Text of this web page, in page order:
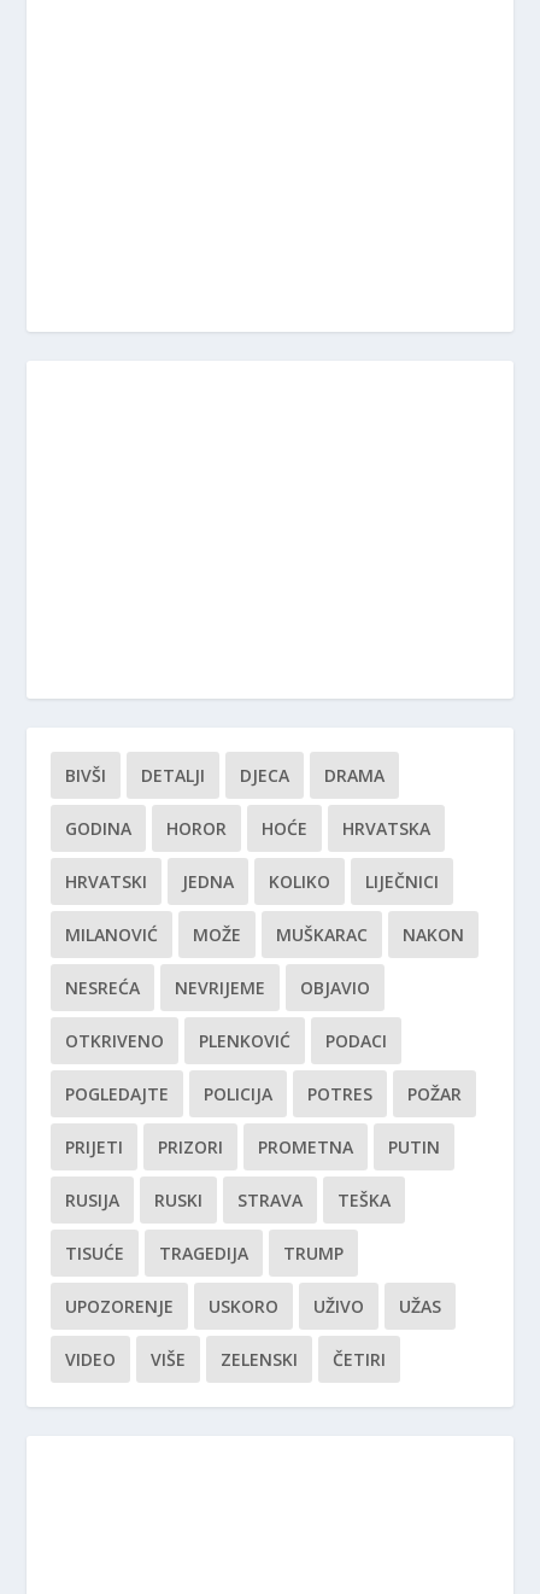
BIVŠI DETALJI DJECA DRAMA
GODINA HOROR HOĆE HRVATSKA
HRVATSKI JEDNA KOLIKO LIJEČNICI
MILANOVIĆ MOŽE MUŠKARAC NAKON
NESREĆA NEVRIJEME OBJAVIO
OTKRIVENO PLENKOVIĆ PODACI
POGLEDAJTE POLICIJA POTRES POŽAR
PRIJETI PRIZORI PROMETNA PUTIN
RUSIJA RUSKI STRAVA TEŠKA
TISUĆE TRAGEDIJA TRUMP
UPOZORENJE USKORO UŽIVO UŽAS
VIDEO VIŠE ZELENSKI ČETIRI